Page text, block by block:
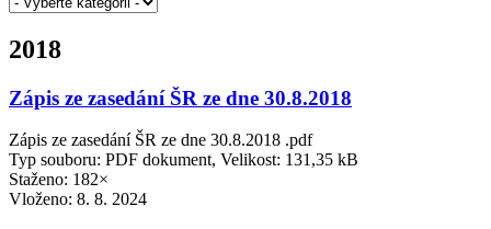
2018
Zápis ze zasedání ŠR ze dne 30.8.2018
Zápis ze zasedání ŠR ze dne 30.8.2018 .pdf
Typ souboru: PDF dokument, Velikost: 131,35 kB
Staženo: 182×
Vloženo: 8. 8. 2024